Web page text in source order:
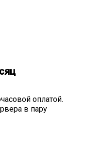
оплатой.
в пару